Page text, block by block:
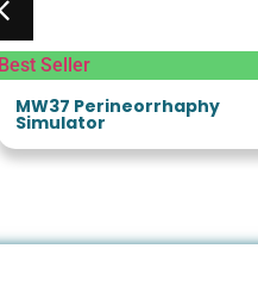
Best Seller
MW37 Perineorrhaphy
Simulator